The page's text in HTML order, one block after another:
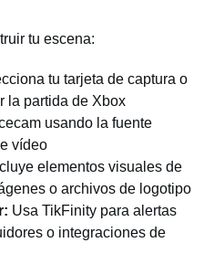
tu escena:
tu tarjeta de captura o
la partida de Xbox
usando la fuente
vídeo
elementos visuales de
o archivos de logotipo
Usa TikFinity para alertas
o integraciones de